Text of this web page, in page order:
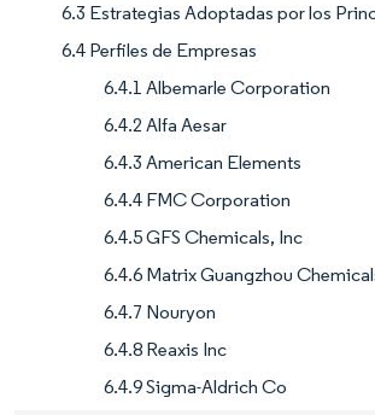
6.3 Estrategias Adoptadas por los
6.4 Perfiles de Empresas
6.4.1 Albemarle Corporation
6.4.2 Alfa Aesar
6.4.3 American Elements
6.4.4 FMC Corporation
6.4.5 GFS Chemicals, Inc
6.4.6 Matrix Guangzhou
6.4.7 Nouryon
6.4.8 Reaxis Inc
6.4.9 Sigma-Aldrich Co